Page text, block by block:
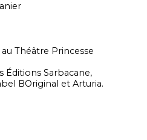
Théâtre Princesse
Éditions Sarbacane,
BOriginal et Arturia.